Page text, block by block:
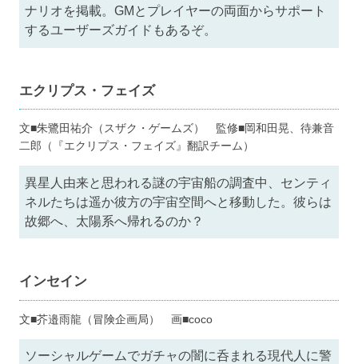
ナリオを掲載。GMとプレイヤーの両面からサポート
するユーザーズガイドもあるぞ。
エクリプス・フェイズ
文■朱鷺田祐介（スザク・ゲームズ） 監修■岡和田晃、待兼音
二郎（『エクリプス・フェイズ』翻訳チーム）
異星人由来と思われる謎の宇宙船の調査中、センティ
ネルたちは遥か彼方の宇宙空間へと移動した。彼らは
故郷へ、太陽系へ帰れるのか？
インセイン
文■芥邉雨龍（冒険企画局） 画■coco
ソーシャルゲームでガチャの闇に呑まれる現代人に警